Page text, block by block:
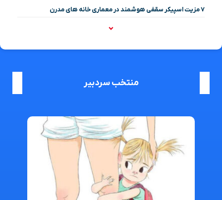
۷ مزیت اسپیکر سقفی هوشمند در معماری خانه‌ های مدرن
منتخب سردبیر